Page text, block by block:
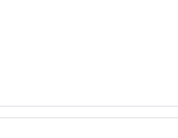
Ett hotellrum med